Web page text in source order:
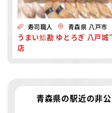
寿司職人 青森県 八戸市
うまい鮨勘 ゆとろぎ 八戸城
店
青森県の駅近の非